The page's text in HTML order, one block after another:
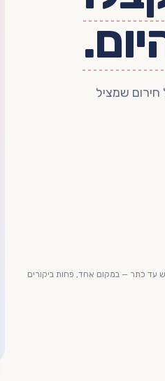
שמציל
עד כתר — במקום אחד, פחות ביקורים